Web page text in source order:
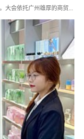
大会依托广州雄厚的商贸...